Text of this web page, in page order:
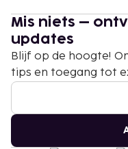
Mis niets –
updates
Blijf op de hoogte!
tips en toegang tot